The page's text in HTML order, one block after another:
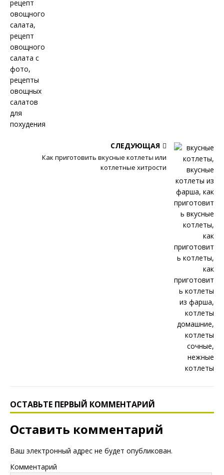
СЛЕДУЮЩАЯ
Как приготовить вкусные котлеты или
котлетные хитрости
ОСТАВЬТЕ ПЕРВЫЙ КОММЕНТАРИЙ
Оставить комментарий
Ваш электронный адрес не будет опубликован.
Комментарий